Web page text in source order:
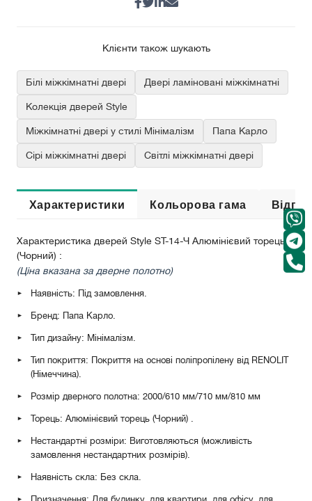
Клієнти також шукають
Білі міжкімнатні двері Двері ламіновані міжкімнатні
Колекція дверей Style
Міжкімнатні двері у стилі Мінімалізм Папа Карло
Сірі міжкімнатні двері Світлі міжкімнатні двері
Характеристики Кольорова гама
Характеристика дверей Style ST-14-Ч Алюмінієвий торець
(Чорний) :
(Ціна вказана за дверне полотно)
Наявність: Під замовлення.
Бренд: Папа Карло.
Тип дизайну: Мінімалізм.
Тип покриття: Покриття на основі поліпропілену від RENOLIT
(Німеччина).
Розмір дверного полотна: 2000/610 мм/710 мм/810 мм
Торець: Алюмінієвий торець (Чорний)
Нестандартні розміри: Виготовляються (можливість
замовлення нестандартних розмірів).
Наявність скла: Без скла.